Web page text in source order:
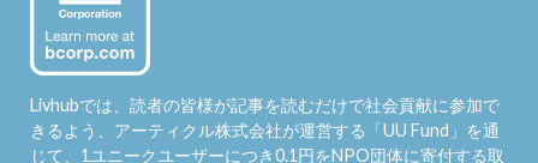
Livhubでは、読者の皆様が記事を読むだけで社会貢献に参加で
きるよう、アーティクル株式会社が運営する「UU Fund 」を通
じて、1ユニークユーザーにつき0.1円をNPO団体に寄付する取